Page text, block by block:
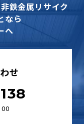
鉄金属リサイク
なら
へ
せ